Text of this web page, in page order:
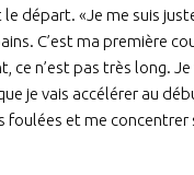
départ. «Je me suis
C’est ma première
ce n’est pas très long. Je
je vais accélérer au
foulées et me concentrer